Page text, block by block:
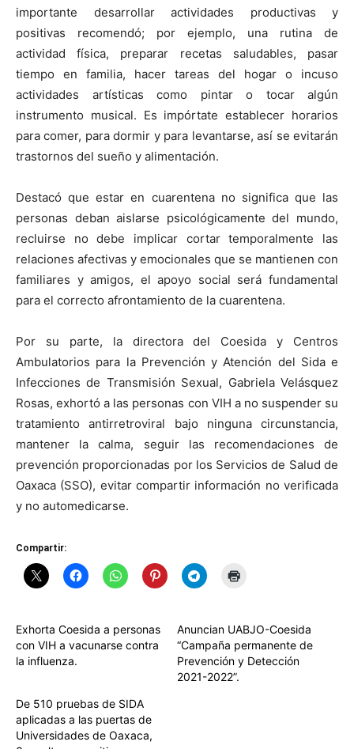
importante desarrollar actividades productivas y
positivas recomendó; por ejemplo, una rutina de
actividad física, preparar recetas saludables, pasar
tiempo en familia, hacer tareas del hogar o incuso
actividades artísticas como pintar o tocar algún
instrumento musical. Es impórtate establecer horarios
para comer, para dormir y para levantarse, así se evitarán
trastornos del sueño y alimentación.
Destacó que estar en cuarentena no significa que las
personas deban aislarse psicológicamente del mundo,
recluirse no debe implicar cortar temporalmente las
relaciones afectivas y emocionales que se mantienen con
familiares y amigos, el apoyo social será fundamental
para el correcto afrontamiento de la cuarentena.
Por su parte, la directora del Coesida y Centros
Ambulatorios para la Prevención y Atención del Sida e
Infecciones de Transmisión Sexual, Gabriela Velásquez
Rosas, exhortó a las personas con VIH a no suspender su
tratamiento antirretroviral bajo ninguna circunstancia,
mantener la calma, seguir las recomendaciones de
prevención proporcionadas por los Servicios de Salud de
Oaxaca (SSO), evitar compartir información no verificada
y no automedicarse.
Compartir:
Exhorta Coesida a personas
con VIH a vacunarse contra
la influenza.
Anuncian UABJO-Coesida
“Campaña permanente de
Prevención y Detección
2021-2022”.
De 510 pruebas de SIDA
aplicadas a las puertas de
Universidades de Oaxaca,